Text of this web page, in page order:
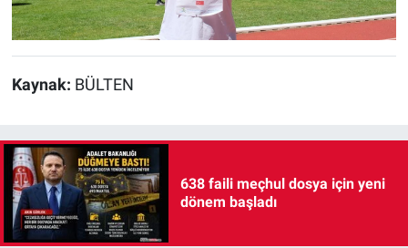
Kaynak: BÜLTEN
638 faili meçhul dosya için yeni
dönem başladı